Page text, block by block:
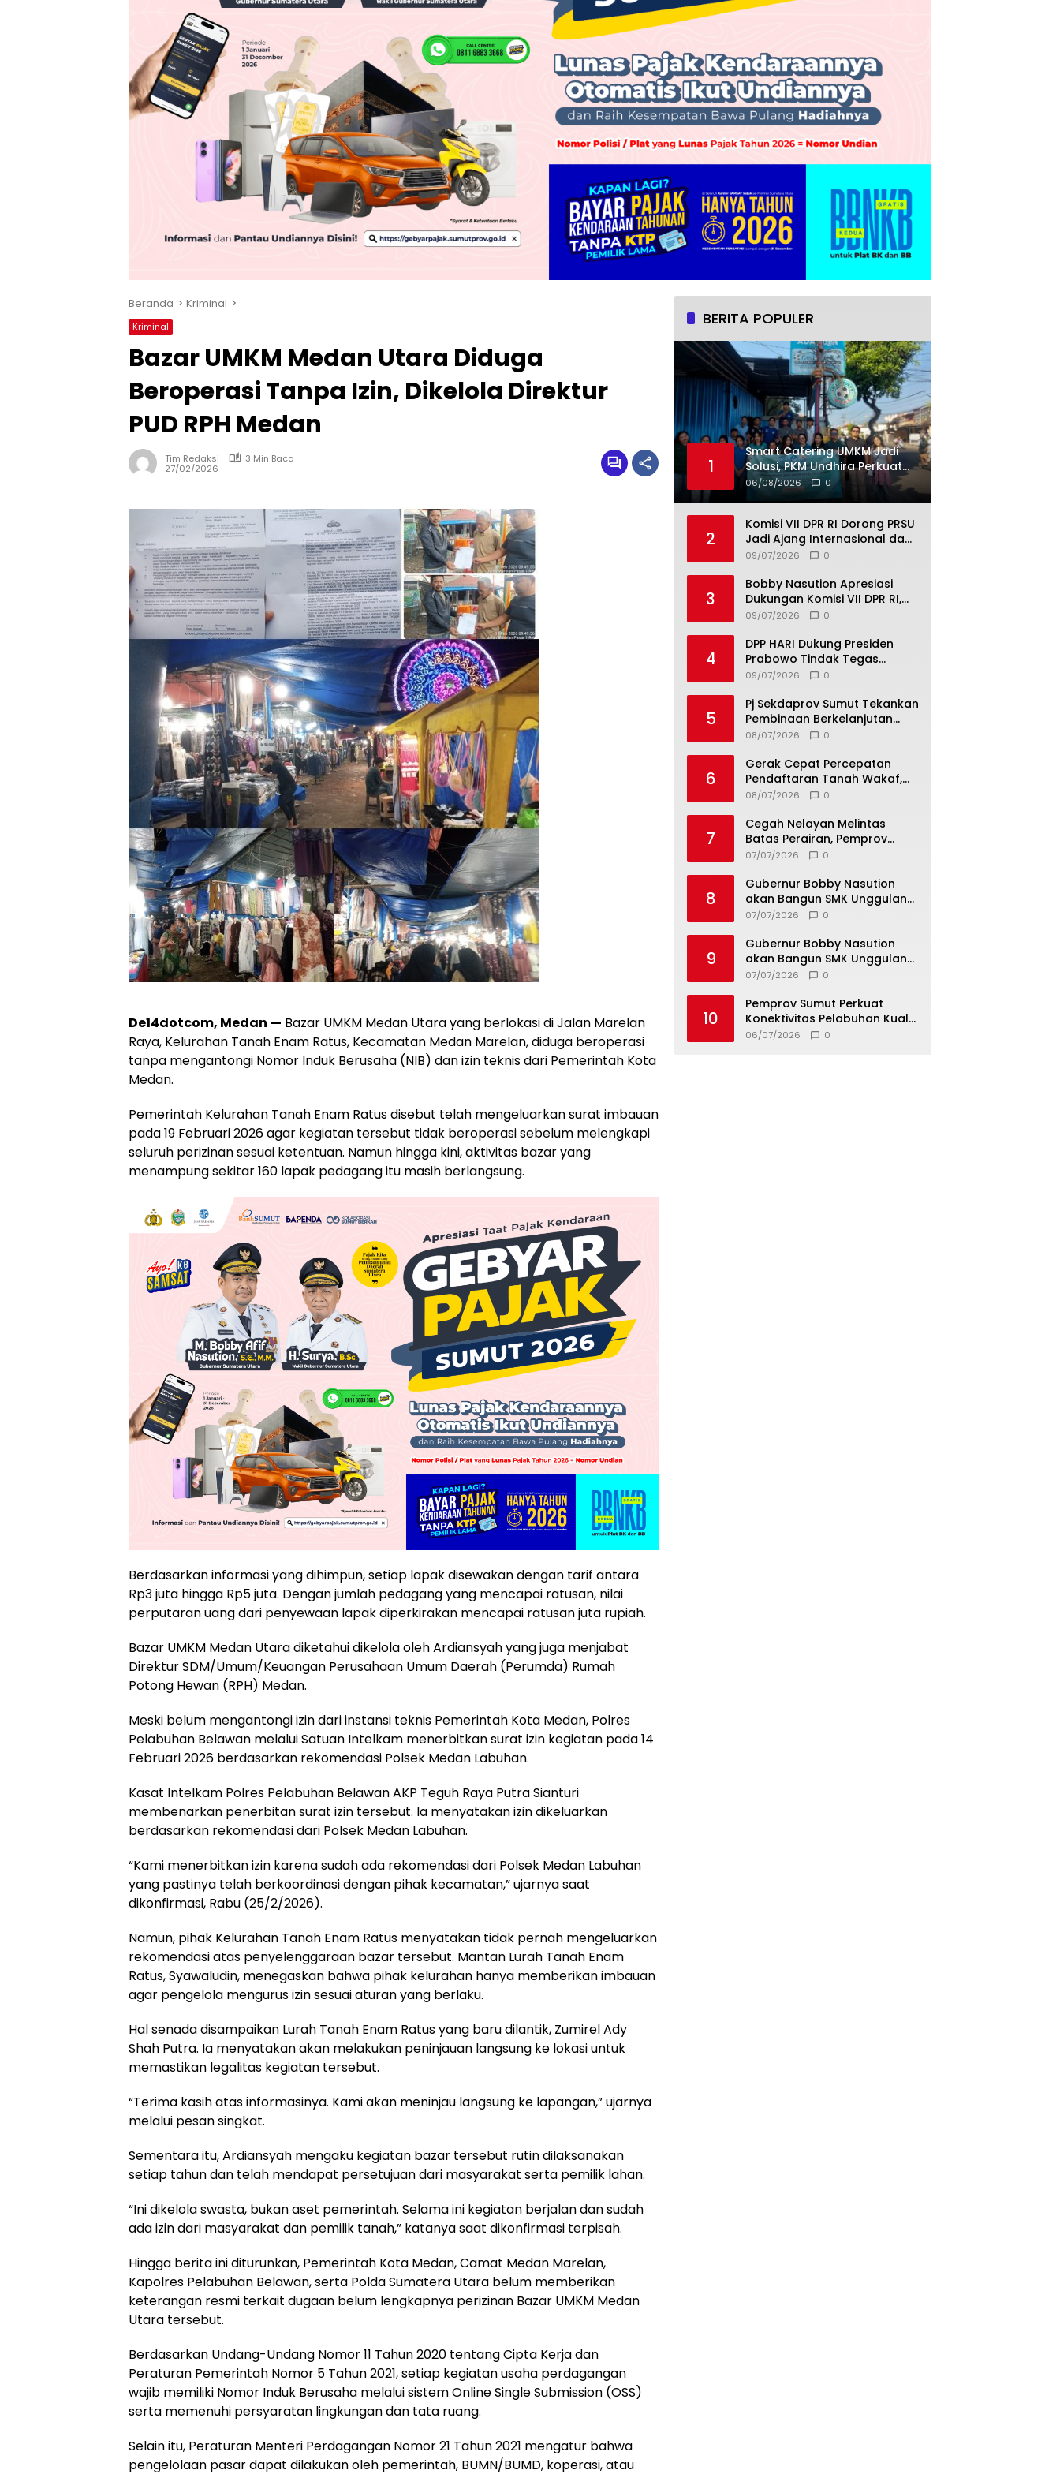
Beranda Kriminal
Kriminal
Bazar UMKM Medan Utara Diduga
Beroperasi Tanpa Izin, Dikelola Direktur
PUD RPH Medan
Tim Redaksi
3 Min Baca
27/02/2026
De14dotcom, Medan — Bazar UMKM Medan Utara yang berlokasi di Jalan Marelan
Raya, Kelurahan Tanah Enam Ratus, Kecamatan Medan Marelan, diduga beroperasi
tanpa mengantongi Nomor Induk Berusaha (NIB) dan izin teknis dari Pemerintah Kota
Medan.
Pemerintah Kelurahan Tanah Enam Ratus disebut telah mengeluarkan surat imbauan
pada 19 Februari 2026 agar kegiatan tersebut tidak beroperasi sebelum melengkapi
seluruh perizinan sesuai ketentuan. Namun hingga kini, aktivitas bazar yang
menampung sekitar 160 lapak pedagang itu masih berlangsung.
Berdasarkan informasi yang dihimpun, setiap lapak disewakan dengan tarif antara
Rp3 juta hingga Rp5 juta. Dengan jumlah pedagang yang mencapai ratusan, nilai
perputaran uang dari penyewaan lapak diperkirakan mencapai ratusan juta rupiah.
Bazar UMKM Medan Utara diketahui dikelola oleh Ardiansyah yang juga menjabat
Direktur SDM/Umum/Keuangan Perusahaan Umum Daerah (Perumda) Rumah
Potong Hewan (RPH) Medan.
Meski belum mengantongi izin dari instansi teknis Pemerintah Kota Medan, Polres
Pelabuhan Belawan melalui Satuan Intelkam menerbitkan surat izin kegiatan pada 14
Februari 2026 berdasarkan rekomendasi Polsek Medan Labuhan.
Kasat Intelkam Polres Pelabuhan Belawan AKP Teguh Raya Putra Sianturi
membenarkan penerbitan surat izin tersebut. Ia menyatakan izin dikeluarkan
berdasarkan rekomendasi dari Polsek Medan Labuhan.
“Kami menerbitkan izin karena sudah ada rekomendasi dari Polsek Medan Labuhan
yang pastinya telah berkoordinasi dengan pihak kecamatan,” ujarnya saat
dikonfirmasi, Rabu (25/2/2026).
Namun, pihak Kelurahan Tanah Enam Ratus menyatakan tidak pernah mengeluarkan
rekomendasi atas penyelenggaraan bazar tersebut. Mantan Lurah Tanah Enam
Ratus, Syawaludin, menegaskan bahwa pihak kelurahan hanya memberikan imbauan
agar pengelola mengurus izin sesuai aturan yang berlaku.
Hal senada disampaikan Lurah Tanah Enam Ratus yang baru dilantik, Zumirel Ady
Shah Putra. Ia menyatakan akan melakukan peninjauan langsung ke lokasi untuk
memastikan legalitas kegiatan tersebut.
“Terima kasih atas informasinya. Kami akan meninjau langsung ke lapangan,” ujarnya
melalui pesan singkat.
Sementara itu, Ardiansyah mengaku kegiatan bazar tersebut rutin dilaksanakan
setiap tahun dan telah mendapat persetujuan dari masyarakat serta pemilik lahan.
“Ini dikelola swasta, bukan aset pemerintah. Selama ini kegiatan berjalan dan sudah
ada izin dari masyarakat dan pemilik tanah,” katanya saat dikonfirmasi terpisah.
Hingga berita ini diturunkan, Pemerintah Kota Medan, Camat Medan Marelan,
Kapolres Pelabuhan Belawan, serta Polda Sumatera Utara belum memberikan
keterangan resmi terkait dugaan belum lengkapnya perizinan Bazar UMKM Medan
Utara tersebut.
Berdasarkan Undang-Undang Nomor 11 Tahun 2020 tentang Cipta Kerja dan
Peraturan Pemerintah Nomor 5 Tahun 2021, setiap kegiatan usaha perdagangan
wajib memiliki Nomor Induk Berusaha melalui sistem Online Single Submission (OSS)
serta memenuhi persyaratan lingkungan dan tata ruang.
Selain itu, Peraturan Menteri Perdagangan Nomor 21 Tahun 2021 mengatur bahwa
pengelolaan pasar dapat dilakukan oleh pemerintah, BUMN/BUMD, koperasi, atau
BERITA POPULER
1
Smart Catering UMKM Jadi
Solusi, PKM Undhira Perkuat
Produksi, Digitalisasi, dan
Pengelolaan Limbah.
06/08/2026 0
2
Komisi VII DPR RI Dorong PRSU
Jadi Ajang Internasional dan
Pusat Investasi Sumut
09/07/2026 0
3
Bobby Nasution Apresiasi
Dukungan Komisi VII DPR RI,
Dorong PRSU Masuk Kalender
09/07/2026 0
4
DPP HARI Dukung Presiden
Prabowo Tindak Tegas
Pelaku Korupsi Tanpa Tebang
09/07/2026 0
5
Pj Sekdaprov Sumut Tekankan
Pembinaan Berkelanjutan
untuk Lahirkan Generasi
08/07/2026 0
6
Gerak Cepat Percepatan
Pendaftaran Tanah Wakaf,
Kanwil Kemenag Sumut dan
MoU
08/07/2026 0
7
Cegah Nelayan Melintas
Batas Perairan, Pemprov
Sumut Siapkan Tiga Langkah
07/07/2026 0
8
Gubernur Bobby Nasution
akan Bangun SMK Unggulan
Pariwisata Berkonsep
07/07/2026 0
9
Gubernur Bobby Nasution
akan Bangun SMK Unggulan
Pariwisata Berkonsep
07/07/2026 0
10
Pemprov Sumut Perkuat
Konektivitas Pelabuhan Kuala
Tanjung–Penang Port, Dorong
06/07/2026 0